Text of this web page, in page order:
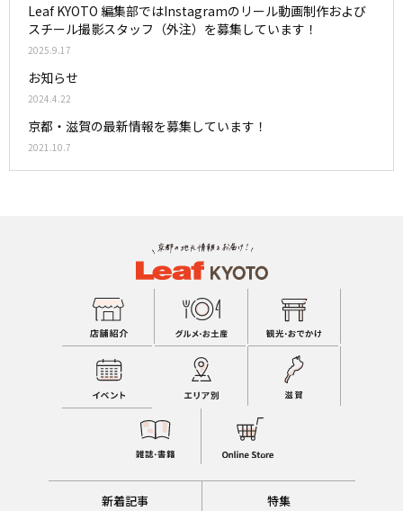
Leaf KYOTO 編集部ではInstagramのリール動画制作および
スチール撮影スタッフ（外注）を募集しています！
2025.9.17
お知らせ
2024.4.22
京都・滋賀の最新情報を募集しています！
2021.10.7
新着記事 特集